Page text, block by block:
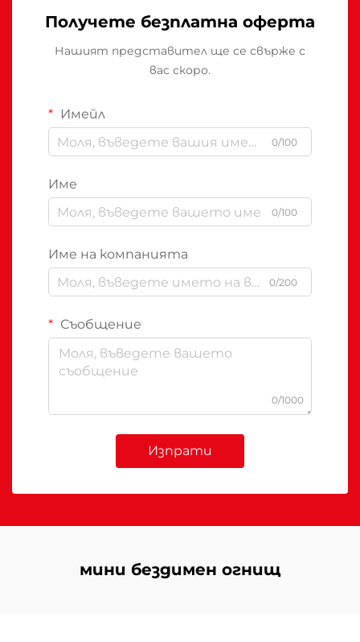
Получете безплатна оферта
Нашият представител ще се свърже с
вас скоро.
Имейл
0/100
Име
0/100
Име на компанията
0/200
Съобщение
0/1000
Изпрати
мини бездимен огнищ